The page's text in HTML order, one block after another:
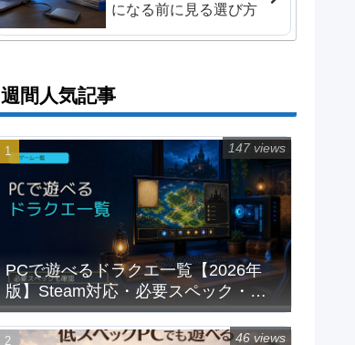
になる前に見る選び方
週間人気記事
PCで遊べるドラクエ一覧【2026年
版】Steam対応・必要スペック・重
い時の対処法
147 views
46 views